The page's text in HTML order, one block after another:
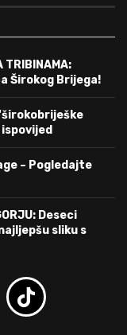
TRIBINAMA:
Širokog Brijega!
– Pogledajte
Deseci
sliku s